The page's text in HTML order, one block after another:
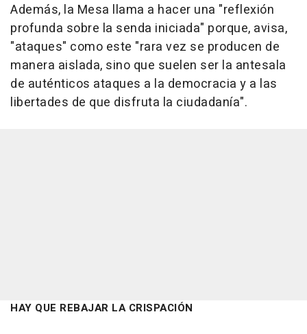
Además, la Mesa llama a hacer una "reflexión
profunda sobre la senda iniciada" porque, avisa,
"ataques" como este "rara vez se producen de
manera aislada, sino que suelen ser la antesala
de auténticos ataques a la democracia y a las
libertades de que disfruta la ciudadanía".
HAY QUE REBAJAR LA CRISPACIÓN